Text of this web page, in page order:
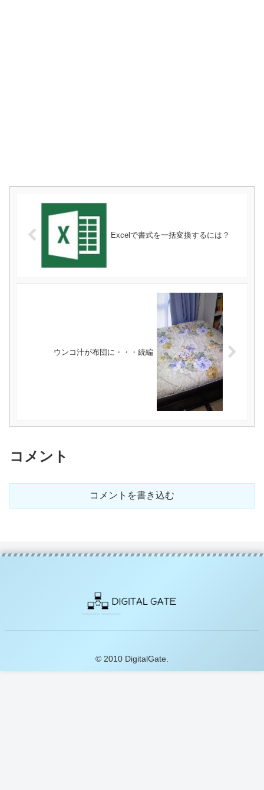
Excelで書式を一括変換するには？
ウンコ汁が布団に・・・続編
コメント
コメントを書き込む
© 2010 DigitalGate.